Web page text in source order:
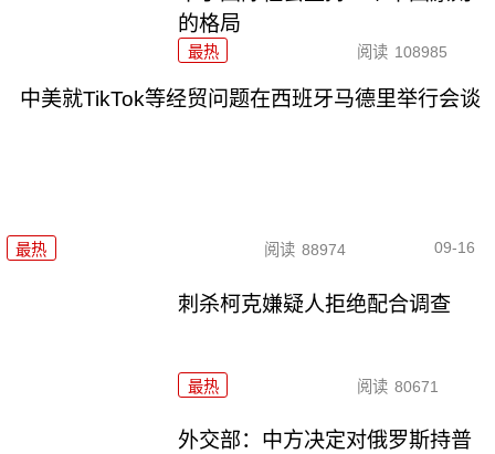
的格局
最热 阅读 108985
中美就TikTok等经贸问题在西班牙马德里举行会谈
最热 阅读 88974 09-16
刺杀柯克嫌疑人拒绝配合调查
最热 阅读 80671
外交部：中方决定对俄罗斯持普